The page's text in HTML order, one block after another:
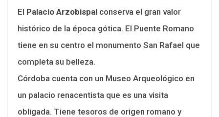
El Palacio Arzobispal conserva el gran valor
histórico de la época gótica. El Puente Romano
tiene en su centro el monumento San Rafael que
completa su belleza.
Córdoba cuenta con un Museo Arqueológico en
un palacio renacentista que es una visita
obligada. Tiene tesoros de origen romano y